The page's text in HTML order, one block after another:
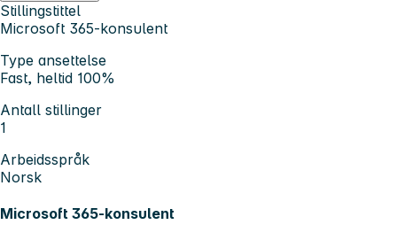
Stillingstittel
Microsoft 365-konsulent
Type ansettelse
Fast, heltid 100%
Antall stillinger
1
Arbeidsspråk
Norsk
Microsoft 365-konsulent